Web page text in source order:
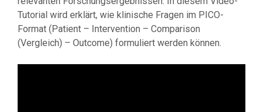
Tutorial wird erklärt, wie klinische Fragen im PICO-
Format (Patient – Intervention – Comparison
(Vergleich) – Outcome) formuliert werden können.